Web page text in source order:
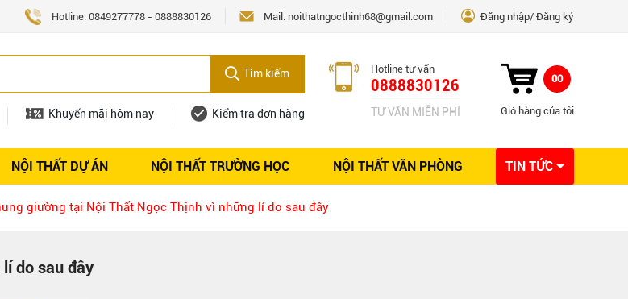
Hotline: 0849277778 - 0888830126 Mail: noithatngocthinh68@gmail.com Đăng nhập Đăng ký
Tìm kiếm
Khuyến mãi hôm nay Kiểm tra đơn hàng
Hotline tư vấn
0888830126
TƯ VẤN MIỄN PHÍ
00
Giỏ hàng của tôi
NỘI THẤT DỰ ÁN NỘI THẤT TRƯỜNG HỌC NỘI THẤT VĂN PHÒNG TIN TỨC
Tuyển dụng
giường tại Nội Thất Ngọc Thịnh vì những lí do sau đây
do sau đây